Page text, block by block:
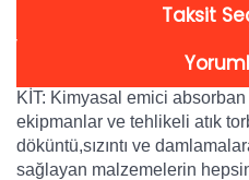
Taksit
KİT: Kimyasal emici
ekipmanlar ve tehlikeli atık
döküntü,sızıntı ve
sağlayan malzemelerin